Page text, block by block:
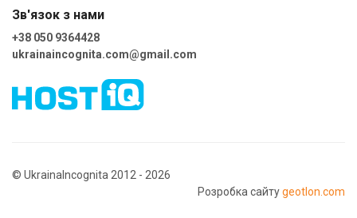
Зв'язок з нами
+38 050 9364428
ukrainaincognita.com@gmail.com
© UkrainaIncognita 2012 - 2026
Розробка сайтуgeotlon.com